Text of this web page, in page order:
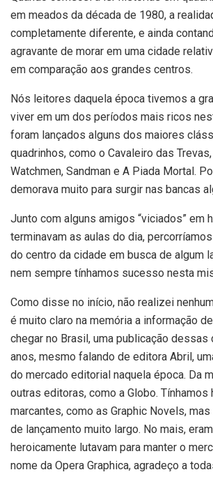
em meados da década de 1980, a
completamente diferente, e ainda
agravante de morar em uma cidade
em comparação aos grandes centros.
Nós leitores daquela época tivemos a
viver em um dos períodos mais ricos
foram lançados alguns dos maiores
quadrinhos, como o Cavaleiro das
Watchmen, Sandman e A Piada Mortal.
demorava muito para surgir nas bancas
Junto com alguns amigos “viciados” em
terminavam as aulas do dia,
do centro da cidade em busca de algum
nem sempre tínhamos sucesso nesta
Como disse no início, não realizei
é muito claro na memória a informação
chegar no Brasil, uma publicação dessas
anos, mesmo falando de editora Abril,
do mercado editorial naquela época. Da
outras editoras, como a Globo. Tínhamos
marcantes, como as Graphic Novels,
de lançamento muito largo. No mais,
heroicamente lutavam para manter o
nome da Opera Graphica, agradeço a